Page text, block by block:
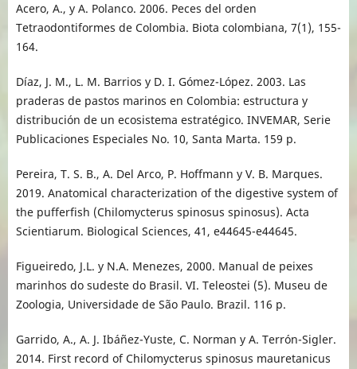
Acero, A., y A. Polanco. 2006. Peces del orden
Tetraodontiformes de Colombia. Biota colombiana, 7(1), 155-
164.
Díaz, J. M., L. M. Barrios y D. I. Gómez-López. 2003. Las
praderas de pastos marinos en Colombia: estructura y
distribución de un ecosistema estratégico. INVEMAR, Serie
Publicaciones Especiales No. 10, Santa Marta. 159 p.
Pereira, T. S. B., A. Del Arco, P. Hoffmann y V. B. Marques.
2019. Anatomical characterization of the digestive system of
the pufferfish (Chilomycterus spinosus spinosus). Acta
Scientiarum. Biological Sciences, 41, e44645-e44645.
Figueiredo, J.L. y N.A. Menezes, 2000. Manual de peixes
marinhos do sudeste do Brasil. VI. Teleostei (5). Museu de
Zoologia, Universidade de São Paulo. Brazil. 116 p.
Garrido, A., A. J. Ibáñez-Yuste, C. Norman y A. Terrón-Sigler.
2014. First record of Chilomycterus spinosus mauretanicus